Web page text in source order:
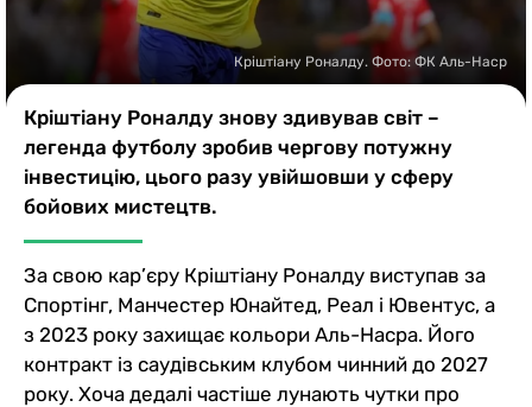
Кріштіану Роналду. Фото: ФК Аль-Наср
Кріштіану Роналду знову здивував світ –
легенда футболу зробив чергову потужну
інвестицію, цього разу увійшовши у сферу
бойових мистецтв.
За свою кар’єру Кріштіану Роналду виступав за
Спортінг, Манчестер Юнайтед, Реал і Ювентус, а
з 2023 року захищає кольори Аль-Насра. Його
контракт із саудівським клубом чинний до 2027
року. Хоча дедалі частіше лунають чутки про